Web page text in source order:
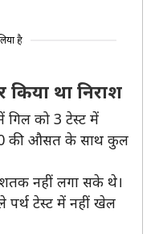
है
किया था निराश
गिल को 3 टेस्ट में
की औसत के साथ कुल
नहीं लगा सके थे।
टेस्ट में नहीं खेल